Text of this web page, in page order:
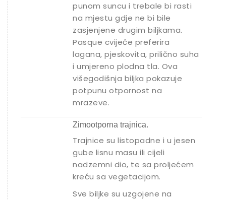
punom suncu i trebale bi rasti
na mjestu gdje ne bi bile
zasjenjene drugim biljkama.
Pasque cvijeće preferira
lagana, pjeskovita, prilično suha
i umjereno plodna tla. Ova
višegodišnja biljka pokazuje
potpunu otpornost na
mrazeve.
Zimootporna trajnica.
Trajnice su listopadne i u jesen
gube lisnu masu ili cijeli
nadzemni dio, te sa proljećem
kreću sa vegetacijom.
Sve biljke su uzgojene na